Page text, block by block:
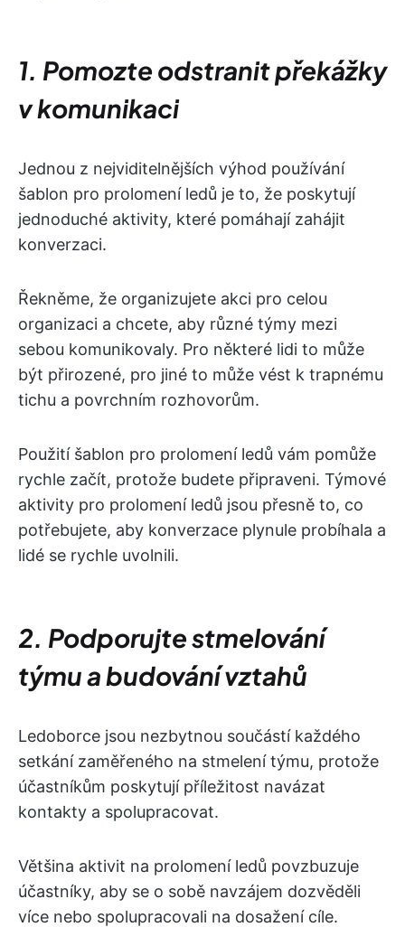
1. Pomozte odstranit překážky
v komunikaci
Jednou z nejviditelnějších výhod používání
šablon pro prolomení ledů je to, že poskytují
jednoduché aktivity, které pomáhají zahájit
konverzaci.
Řekněme, že organizujete akci pro celou
organizaci a chcete, aby různé týmy mezi
sebou komunikovaly. Pro některé lidi to může
být přirozené, pro jiné to může vést k trapnému
tichu a povrchním rozhovorům.
Použití šablon pro prolomení ledů vám pomůže
rychle začít, protože budete připraveni. Týmové
aktivity pro prolomení ledů jsou přesně to, co
potřebujete, aby konverzace plynule probíhala a
lidé se rychle uvolnili.
2. Podporujte stmelování
týmu a budování vztahů
Ledoborce jsou nezbytnou součástí každého
setkání zaměřeného na stmelení týmu, protože
účastníkům poskytují příležitost navázat
kontakty a spolupracovat.
Většina aktivit na prolomení ledů povzbuzuje
účastníky, aby se o sobě navzájem dozvěděli
více nebo spolupracovali na dosažení cíle.